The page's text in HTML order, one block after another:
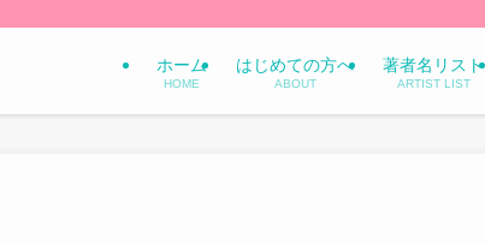
ホーム
HOME
はじめての方へ
ABOUT
著者名リスト
ARTIST LIST